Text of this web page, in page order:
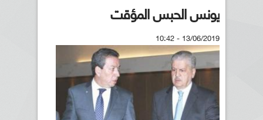
يونس الحبس المؤقت
13/06/2019 - 10:42